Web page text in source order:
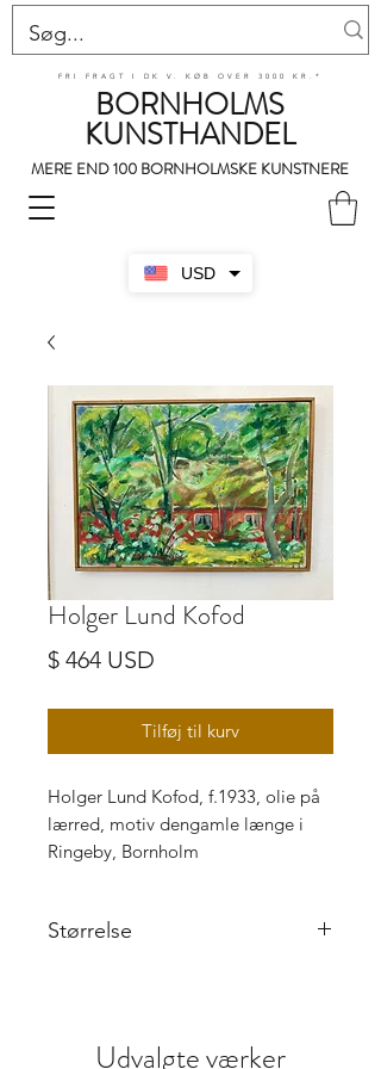
USD
BORNHOLMS
KUNSTHANDEL
MERE END 100 BORNHOLMSKE KUNSTNERE
FRI FRAGT I DK V. KØB OVER 3000 KR.*
Holger Lund Kofod
$ 464 USD
Tilføj til kurv
Holger Lund Kofod, f.1933, olie på
lærred, motiv dengamle længe i
Ringeby, Bornholm
Størrelse
Udvalgte værker